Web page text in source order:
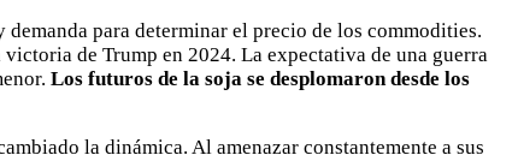
para determinar el precio de los commodities.
de Trump en 2024. La expectativa de una guerra
Los futuros de la soja se desplomaron desde los
la dinámica. Al amenazar constantemente a sus